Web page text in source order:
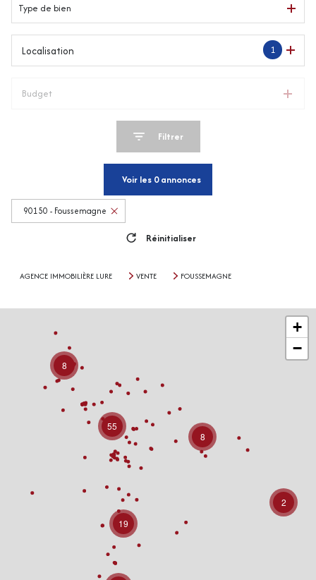
Type de bien
1
Localisation
Budget
Filtrer
Voir les 0annonces
90150 - Foussemagne
Réinitialiser
AGENCE IMMOBILIÈRE LURE VENTE FOUSSEMAGNE
2
8
8
19
55
+
−